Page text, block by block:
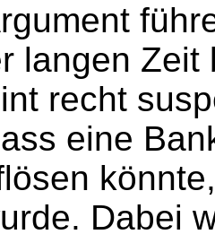
langen
recht
eine
Dabei